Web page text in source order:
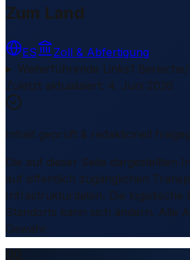
Zum Land
ES
Zoll & Abfertigung
Weiterführende Links1
Zuletzt aktualisiert: 4. Juni 2026
Inhalt geprüft & redaktionell
Die auf dieser Seite dargestellten
auf öffentlich zugänglichen
Infrastrukturdaten. Die logistische
Standorts kann sich ändern. Alle
Gewähr.